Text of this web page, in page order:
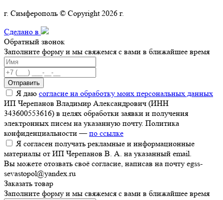
г. Симферополь © Copyright 2026 г.
Сделано в
Обратный звонок
Заполните форму и мы свяжемся с вами в ближайшее время
Отправить
Я даю согласие на обработку моих персональных данных
ИП Черепанов Владимир Александрович (ИНН
343600553616) в целях обработки заявки и получения
электронных писем на указанную почту. Политика
конфиденциальности —по ссылке
Я согласен получать рекламные и информационные
материалы от ИП Черепанов В. А. на указанный email.
Вы можете отозвать своё согласие, написав на почту egss-
sevastopol@yandex.ru
Заказать товар
Заполните форму и мы свяжемся с вами в ближайшее время